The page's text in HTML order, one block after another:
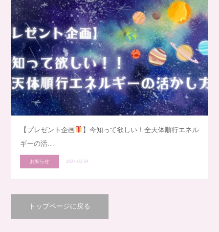
【プレゼント企画
】今知って欲しい！全天体順行エネル
ギーの活…
お知らせ 2024.02.04
トップページに戻る